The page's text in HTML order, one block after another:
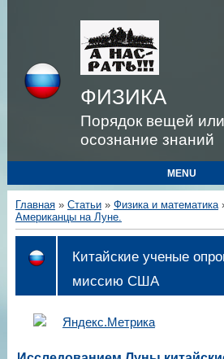
ФИЗИКА
Порядок вещей или
осознание знаний
MENU
Главная» Статьи» Физика и математика
Американцы на Луне.
Китайские ученые
миссию США